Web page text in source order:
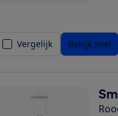
Vergelijk Bekijk snel